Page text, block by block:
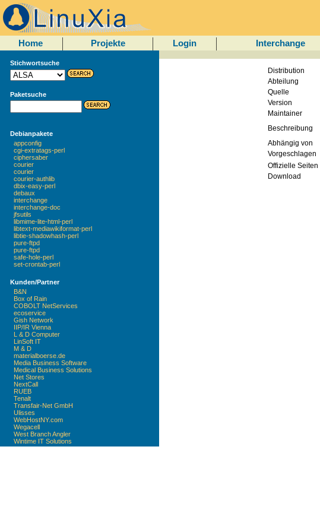
Home Projekte Login Interchange
Stichwortsuche
Paketsuche
Debianpakete
appconfig
cgi-extratags-perl
ciphersaber
courier
courier
courier-authlib
dbix-easy-perl
debaux
interchange
interchange-doc
jfsutils
libmime-lite-html-perl
libtext-mediawikiformat-perl
libtie-shadowhash-perl
pure-ftpd
pure-ftpd
safe-hole-perl
set-crontab-perl
Kunden/Partner
B&N
Box of Rain
COBOLT NetServices
ecoservice
Gish Network
IIP/IR Vienna
L & D Computer
LinSoft IT
M & D
materialboerse.de
Media Business Software
Medical Business Solutions
Net Stores
NextCall
RUEB
Tenalt
Transfair-Net GmbH
Ulisses
WebHostNY.com
Wegacell
West Branch Angler
Wintime IT Solutions
Distribution
Abteilung
Quelle
Version
Maintainer
Beschreibung
Abhängig von
Vorgeschlagen
Offizielle Seiten
Download